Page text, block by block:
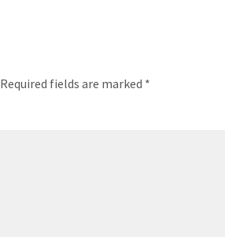
Required fields are marked *